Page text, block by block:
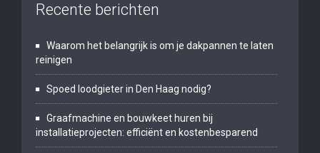
Recente berichten
Waarom het belangrijk is om je dakpannen te laten
reinigen
Spoed loodgieter in Den Haag nodig?
Graafmachine en bouwkeet huren bij
installatieprojecten: efficiënt en kostenbesparend